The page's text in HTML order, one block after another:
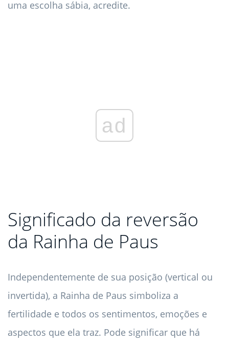
uma escolha sábia, acredite.
ad
Significado da reversão
da Rainha de Paus
Independentemente de sua posição (vertical ou
invertida), a Rainha de Paus simboliza a
fertilidade e todos os sentimentos, emoções e
aspectos que ela traz. Pode significar que há